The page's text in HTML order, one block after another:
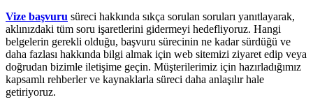
Vize başvuru süreci hakkında sıkça sorulan soruları yanıtlayarak,
aklınızdaki tüm soru işaretlerini gidermeyi hedefliyoruz. Hangi
belgelerin gerekli olduğu, başvuru sürecinin ne kadar sürdüğü ve
daha fazlası hakkında bilgi almak için web sitemizi ziyaret edip veya
doğrudan bizimle iletişime geçin. Müşterilerimiz için hazırladığımız
kapsamlı rehberler ve kaynaklarla süreci daha anlaşılır hale
getiriyoruz.